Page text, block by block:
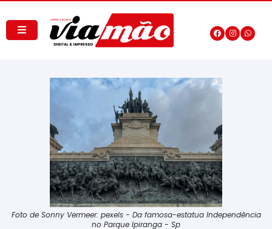
Foto de Sonny Vermeer: pexels - Da famosa-estatua Independência
no Parque Ipiranga - Sp